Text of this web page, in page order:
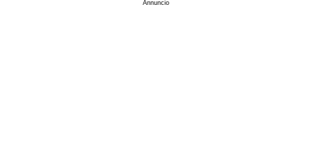
Annuncio